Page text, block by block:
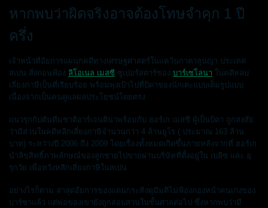
หากพบว่าผิดจริงอาจต้องโทษจำคุก 1 ปี
ครึ่ง
เจ้าหน้าที่อัยการแผนกคดีทางเศรษฐศาสตร์ในแคว้นกาตาลุนญา ประเทศ
สเปน สั่งถอนฟ้อง ลิโอเนล เมสซี ซูเปอร์สตาร์ของ บาร์เซโลนา ในคดีหลบ
เลี่ยงภาษีเป็นที่เรียบร้อย พร้อมพุ่งเป้าไปที่บิดาของนักเตะแบบเต็มรูปแบบ
เนื่องจากเป็นคนดูแลผลประโยชน์โดยตรง
แนวรุกกัปตันทีมชาติอาร์เจนตินาพร้อมกับ ฮอร์เก เมสซี ผู้เป็นบิดา ถูกสงสัย
ว่ามีส่วนในคดีหลีกเลี่ยงภาษีจำนวนกว่า 4 ล้านยูโร ( ประมาณ 163 ล้าน
บาท) ระหว่างปี 2006 ถึง 2009 โดยเรื่องทั้งหมดเกิดขึ้นภายหลังจากที่ ฮอร์เก
นำลิขสิทธิ์ภาพลักษณ์ของลูกชายไปขายผ่านบริษัทที่ตั้งอยู่ใน เบลีซ และ อุ
รุกวัย เพื่อหวังหลีกเลี่ยงภาษีในสเปน
อย่างไรก็ตาม ล่าสุดอัยการของแดนกระทิงดุมีมติไม่ฟ้องกองหน้าคนเก่งของ
บาร์ซาแล้ว แต่พ่อของเขายังถูกสอบสวนในชั้นศาลต่อไป ซึ่งหากพบว่ามี